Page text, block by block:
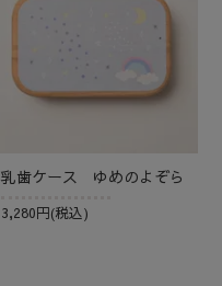
乳歯ケース ゆめのよぞら
3,280円(税込)